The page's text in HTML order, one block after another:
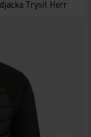
Trysil Herr